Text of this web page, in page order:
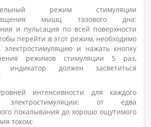
режим стимуляции
мышц тазового дна:
и пульсация по всей поверхности
перейти в этот режим, необходимо
электростимуляцию и нажать кнопку
режимов стимуляции 5 раз,
индикатор должен засветиться
интенсивности для каждого
электростимуляции: от едва
покалывания до хорошо ощутимого
током;